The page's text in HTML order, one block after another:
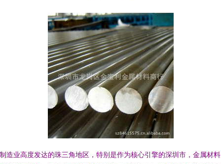
造业高度发达的珠三角地区，特别是作为核心引擎的深圳市，金属材